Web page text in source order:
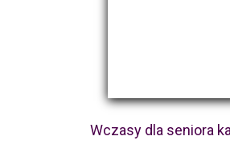
Wczasy dla seniora